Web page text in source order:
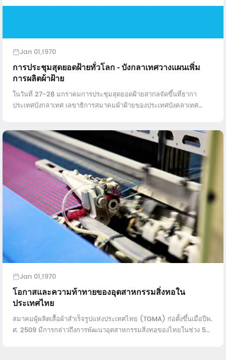
Jan 01,1970
การประชุมสุดยอดฝ้ายทั่วโลก - บังกลาเทศวางแผนเพิ่ม
การผลิตผ้าฝ้าย
ในวันที่ 27-28 มกราคมการประชุมสุดยอดฝ้ายสากลจัดขึ้นที่ธากา
ประเทศบังกลาเทศ เลขาธิการสมาคมผ้าฝ้ายของประเทศบังคลาเทศ
Jan 01,1970
โอกาสและความท้าทายของอุตสาหกรรมสิ่งทอใน
ประเทศไทย
สมาคมผู้ผลิตเสื้อผ้าสำเร็จรูปแห่งประเทศไทย (TGMA) ก่อตั้งขึ้นเมื่อปีพ.
ศ. 2509 มีการกล่าวถึงการพัฒนาอุตสาหกรรมสิ่งทอของไทยในช่วง 50